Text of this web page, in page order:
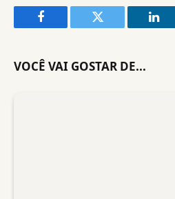
Facebook Twitter
VOCÊ VAI GOSTAR DE...